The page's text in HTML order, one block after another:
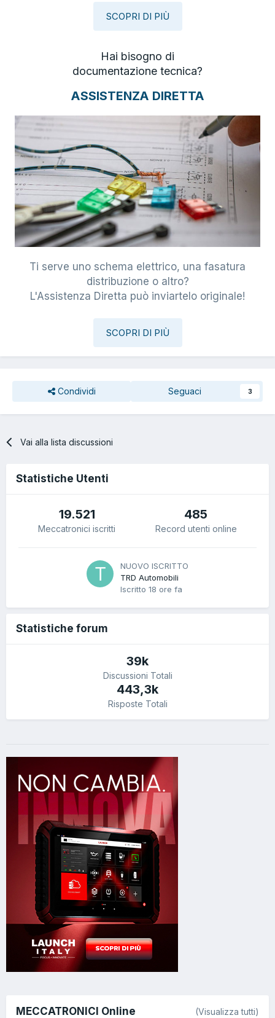
SCOPRI DI PIÙ
Hai bisogno di
documentazione tecnica?
ASSISTENZA DIRETTA
Ti serve uno schema elettrico, una fasatura
distribuzione o altro?
L'Assistenza Diretta può inviartelo originale!
SCOPRI DI PIÙ
Condividi Seguaci 3
Vai alla lista discussioni
Statistiche Utenti
19.521
Meccatronici iscritti
485
Record utenti online
NUOVO ISCRITTO
TRD Automobili
Iscritto 18 ore fa
Statistiche forum
39k
Discussioni Totali
443,3k
Risposte Totali
MECCATRONICI Online (Visualizza tutti)